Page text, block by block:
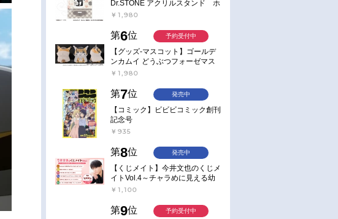
Dr.STONE アクリルスタンド ホ
ワイマンといっしょver. Dr.ゼノ
￥1,980
第6位
【グッズ-マスコット】ゴールデ
ンカムイ どうぶつフォーゼマス
コット 4.尾形百之助【再販】
￥1,980
予約受付中
第7位
【コミック】ビビビコミック創刊
記念号
￥935
発売中
第8位
【くじメイト】今井文也のくじメ
イトVol.4～チャラめに見える幼
馴染、実は一途で独占欲が強いん
￥1,100
発売中
第9位 予約受付中